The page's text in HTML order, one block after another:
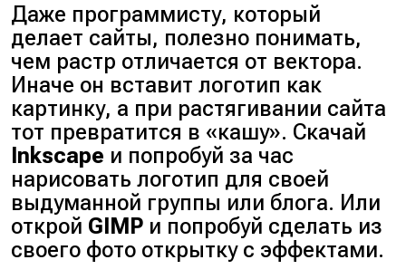
Даже программисту, который
делает сайты, полезно понимать,
чем растр отличается от вектора.
Иначе он вставит логотип как
картинку, а при растягивании сайта
тот превратится в «кашу». Скачай
Inkscape и попробуй за час
нарисовать логотип для своей
выдуманной группы или блога. Или
открой GIMP и попробуй сделать из
своего фото открытку с эффектами.